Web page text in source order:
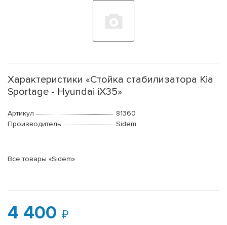
Характеристики «Стойка стабилизатора Kia
Sportage - Hyundai iX35»
Артикул
81360
Производитель
Sidem
Все товары «Sidem»
4 400